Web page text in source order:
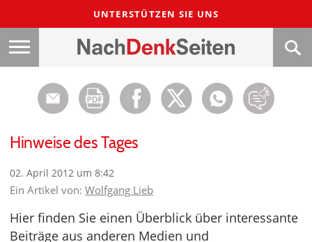
UNTERSTÜTZEN SIE UNS
Hinweise des Tages
02. April 2012 um 8:42
Ein Artikel von: Wolfgang Lieb
Hier finden Sie einen Überblick über interessante
Beiträge aus anderen Medien und